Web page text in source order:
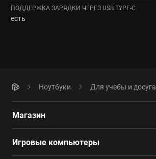
ПОДДЕРЖКА ЗАРЯДКИ ЧЕРЕЗ USB TYPE-C
есть
Ноутбуки Для учебы и досуга
Магазин
Игровые компьютеры